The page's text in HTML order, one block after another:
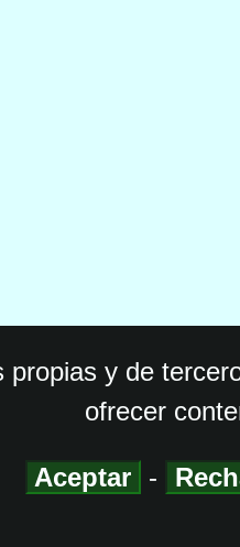
propias y de
ofrecer
Aceptar -